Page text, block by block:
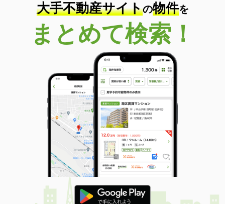
大手不動産サイトの物件を
まとめて検索！